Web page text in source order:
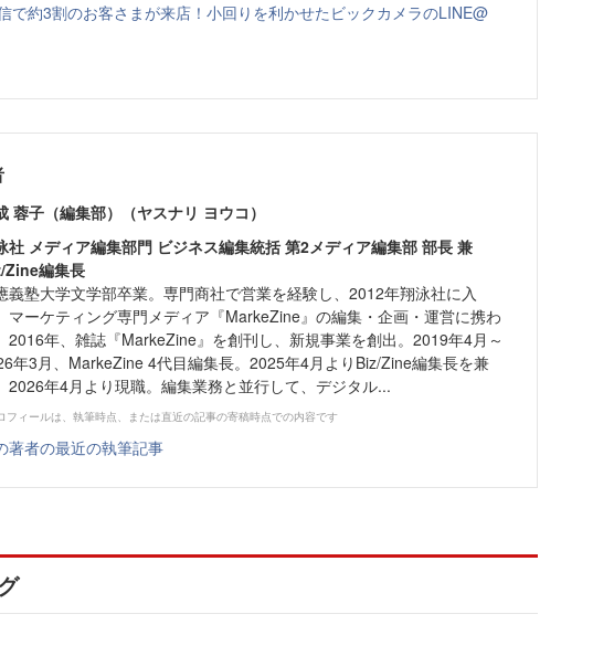
で約3割のお客さまが来店！小回りを利かせたビックカメラのLINE@
蓉子（編集部）（ヤスナリ ヨウコ）
社 メディア編集部門 ビジネス編集統括 第2メディア編集部 部長 兼
Zine編集長
義塾大学文学部卒業。専門商社で営業を経験し、2012年翔泳社に入
マーケティング専門メディア『MarkeZine』の編集・企画・運営に携わ
2016年、雑誌『MarkeZine』を創刊し、新規事業を創出。2019年4月～
年3月、MarkeZine 4代目編集長。2025年4月よりBiz/Zine編集長を兼
2026年4月より現職。編集業務と並行して、デジタル...
フィールは、執筆時点、または直近の記事の寄稿時点での内容です
著者の最近の執筆記事